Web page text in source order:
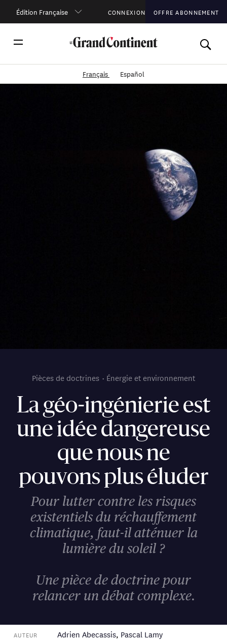
Édition Française CONNEXION OFFRE ABONNEMENT
Français Español
La géo-ingénierie est
une idée dangereuse
que nous ne
pouvons plus éluder
Pour lutter contre les risques
existentiels du réchauffement
climatique, faut-il atténuer la
lumière du soleil ?
Une pièce de doctrine pour
relancer un débat complexe.
Pièces de doctrines Énergie et environnement
AUTEUR Adrien Abecassis, Pascal Lamy